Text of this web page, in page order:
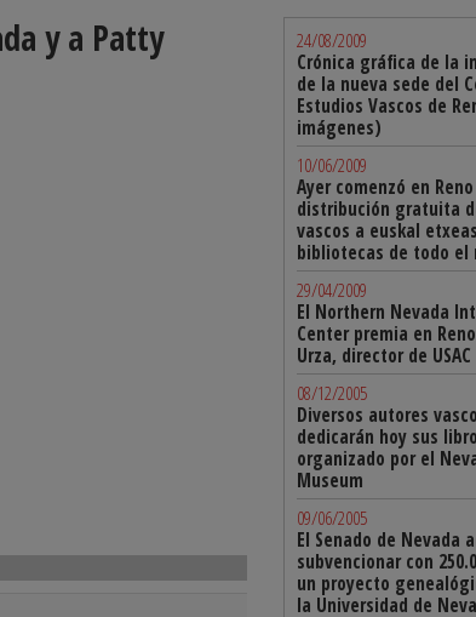
y a Patty
24/08/2009
Crónica gráfica de la
de la nueva sede del
Estudios Vascos de
imágenes)
10/06/2009
Ayer comenzó en
distribución gratuita
vascos a euskal
bibliotecas de todo el
29/04/2009
El Northern Nevada
Center premia en
Urza, director de USAC
08/12/2005
Diversos autores
dedicarán hoy sus
organizado por el
Museum
09/06/2005
El Senado de Nevada
subvencionar con
un proyecto
la Universidad de